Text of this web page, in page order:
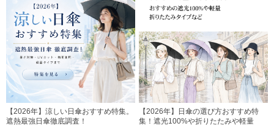
【2026年】涼しい日傘おすすめ特集。
遮熱最強日傘徹底調査！
【2026年】日傘の選び方おすすめ特
集！遮光100%や折りたたみや軽量